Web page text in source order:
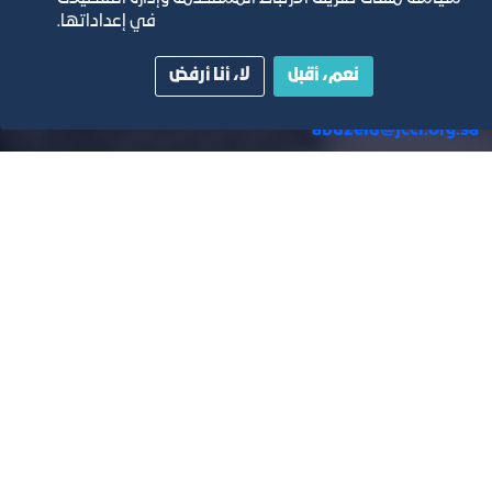
أمين مجلس اللوجستيات أ. محمد جميل أبوزيد البريد الإلكتروني :
abuzeid@jcci.org.sa
في إعداداتها.
نعم، أقبل لا، أنا أرفض